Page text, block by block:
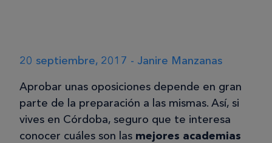
20 septiembre, 2017 - Janire Manzanas
Aprobar unas oposiciones depende en gran
parte de la preparación a las mismas. Así, si
vives en Córdoba, seguro que te interesa
conocer cuáles son las mejores academias